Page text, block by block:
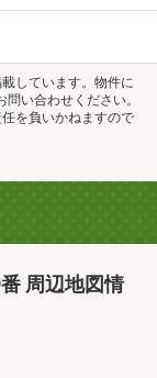
しています。物件に
い合わせください。
を負いかねますので
周辺地図情